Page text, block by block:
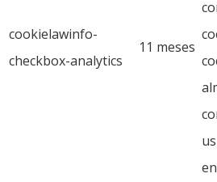
cookielawinfo-
checkbox-analytics
11 meses